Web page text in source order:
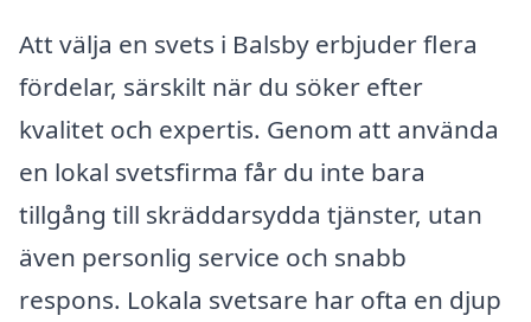
Att välja en svets i Balsby erbjuder flera
fördelar, särskilt när du söker efter
kvalitet och expertis. Genom att använda
en lokal svetsfirma får du inte bara
tillgång till skräddarsydda tjänster, utan
även personlig service och snabb
respons. Lokala svetsare har ofta en djup